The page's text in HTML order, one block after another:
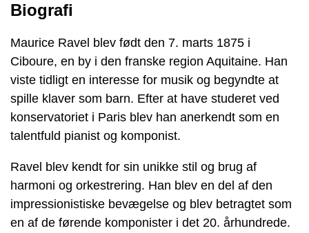
Biografi
Maurice Ravel blev født den 7. marts 1875 i
Ciboure, en by i den franske region Aquitaine. Han
viste tidligt en interesse for musik og begyndte at
spille klaver som barn. Efter at have studeret ved
konservatoriet i Paris blev han anerkendt som en
talentfuld pianist og komponist.
Ravel blev kendt for sin unikke stil og brug af
harmoni og orkestrering. Han blev en del af den
impressionistiske bevægelse og blev betragtet som
en af ​​de førende komponister i det 20. århundrede.